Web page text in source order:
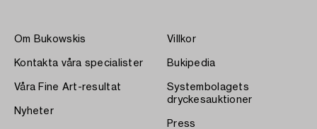
Om Bukowskis
Kontakta våra specialister
Våra Fine Art-resultat
Nyheter
Villkor
Bukipedia
Systembolagets
dryckesauktioner
Press